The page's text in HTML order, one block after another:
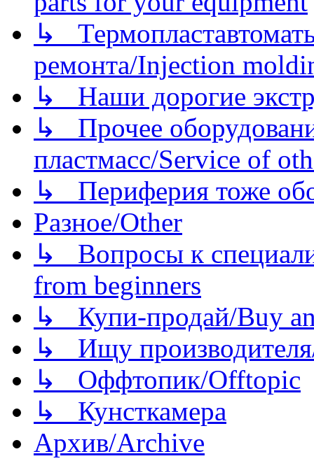
↳
ремонта/Injection
↳ Наши дорогие
↳ Прочее
пластмасс/Service of
↳ Периферия тоже
Разное/Other
↳ Вопросы к
from beginners
↳ Купи-продай/Buy
↳ Ищу
↳ Оффтопик/Offtopic
↳ Кунсткамера
Архив/Archive